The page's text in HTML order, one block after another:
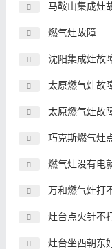
马鞍山集成灶
燃气灶故障
沈阳集成灶故
太原燃气灶故
太原燃气灶故
巧克斯燃气灶
燃气灶没有电
万和燃气灶打
灶台点火针不
灶台坐西朝东